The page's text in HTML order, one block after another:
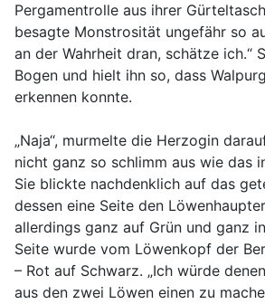
Pergamentrolle aus ihrer
besagte Monstrosität ungefähr so
an der Wahrheit dran, schätze ich.“
Bogen und hielt ihn so, dass
erkennen konnte.
„Naja“, murmelte die Herzogin
nicht ganz so schlimm aus wie das
Sie blickte nachdenklich auf das
dessen eine Seite den
allerdings ganz auf Grün und ganz
Seite wurde vom Löwenkopf der
– Rot auf Schwarz. „Ich würde
aus den zwei Löwen einen zu